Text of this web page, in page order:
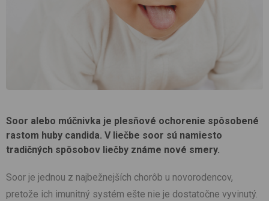
Soor alebo múčnivka je plesňové ochorenie spôsobené
rastom huby candida. V liečbe soor sú namiesto
tradičných spôsobov liečby známe nové smery.
Soor je jednou z najbežnejších chorôb u novorodencov,
pretože ich imunitný systém ešte nie je dostatočne vyvinutý.